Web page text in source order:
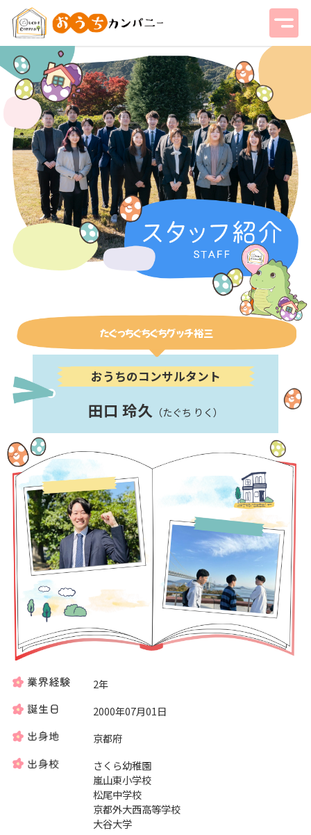
たぐっちぐちぐちグッチ裕三
おうちのコンサルタント
田口 玲久 （たぐち りく）
2年
2000年07月01日
京都府
さくら幼稚園
嵐山東小学校
松尾中学校
京都外大西高等学校
大谷大学